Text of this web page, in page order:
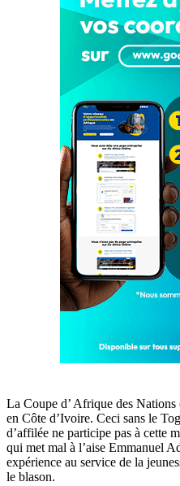
La Coupe d’ Afrique des
en Côte d’Ivoire. Ceci sans le
d’affilée ne participe pas à cette
qui met mal à l’aise Emmanuel
expérience au service de la
le blason.